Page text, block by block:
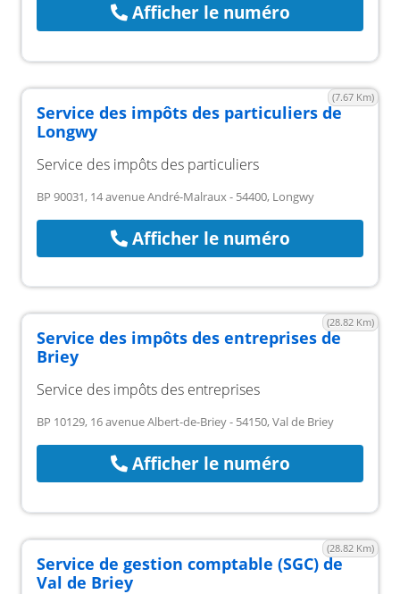
Afficher le numéro
(7.67 Km)
Service des impôts des particuliers de
Longwy
Service des impôts des particuliers
BP 90031, 14 avenue André-Malraux - 54400, Longwy
Afficher le numéro
(28.82 Km)
Service des impôts des entreprises de
Briey
Service des impôts des entreprises
BP 10129, 16 avenue Albert-de-Briey - 54150, Val de Briey
Afficher le numéro
(28.82 Km)
Service de gestion comptable (SGC) de
Val de Briey